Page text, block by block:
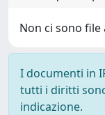
Non ci sono
I documenti in
tutti i diritti
indicazione.